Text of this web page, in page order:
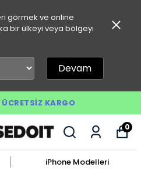
görmek ve online
bir ülkeyi veya bölgeyi
Devam
KARGO
0
iPhone Modelleri